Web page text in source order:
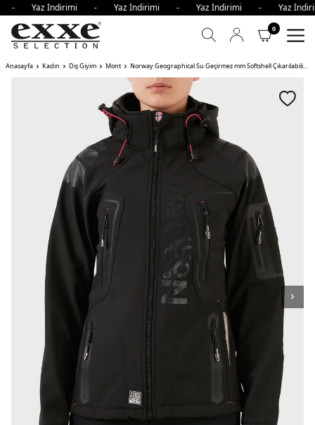
- Yaz İndirimi - Yaz İndirimi - Yaz İndirimi - Yaz
0
Anasayfa Kadın Dış Giyim Mont Norway Geographical Su Geçirmez mm Softshell Çıkarılabilir Kapüşonlu Bayan Mont TISLAND